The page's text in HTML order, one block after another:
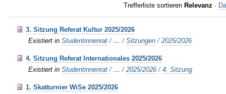
Trefferliste sortieren Relevanz ·
3. Sitzung Referat Kultur 2025/2026
Existiert in Studentinnenrat / …/Sitzungen /2025/2026
4. Sitzung Referat Internationales 2025/2026
Existiert in Studentinnenrat / …/2025/2026 /4. Sitzung
1. Skatturnier WiSe 2025/2026